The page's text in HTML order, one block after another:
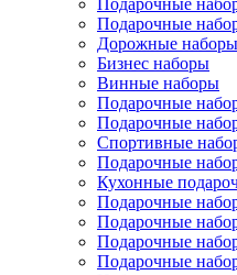
Подарочные
Дорожные
Бизнес наборы
Винные наборы
Подарочные
Подарочные
Спортивные
Подарочные
Кухонные
Подарочные
Подарочные
Подарочные
Подарочные